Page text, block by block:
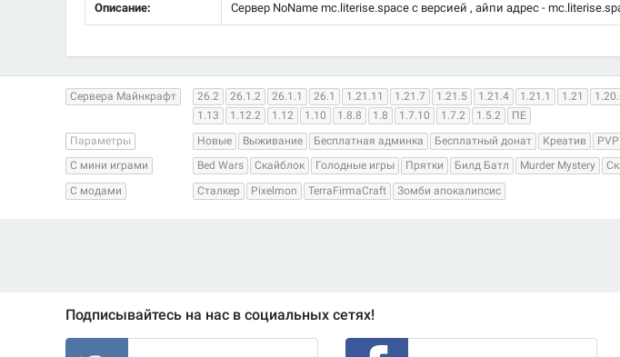
Описание: Сервер NoName mc.literise.space с версией , айпи адрес -
Сервера Майнкрафт 26.2 26.1.2 26.1.1 26.1 1.21.11 1.21.7 1.21.5 1.21.4 1.21.1 1.21
1.13
1.12.2 1.12 1.10 1.8.8 1.8 1.7.10 1.7.2 1.5.2
ПЕ
Параметры
Новые Выживание Бесплатная админка Бесплатный донат Креатив PVP
С мини играми
Bed Wars Скайблок Голодные игры Прятки Билд Батл Murder Mystery
С модами
Сталкер Pixelmon TerraFirmaCraft Зомби апокалипсис
Подписывайтесь на нас в социальных сетях!